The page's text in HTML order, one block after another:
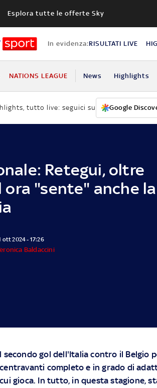
Esplora tutte le offerte Sky
In evidenza:RISULTATI LIVE
NATIONS LEAGUE News Highlights
tutto live: seguici su Google
Retegui, oltre
ora "sente" anche la
ott 2024 - 17:26
Baldaccini
l secondo gol dell'Italia contro il Belgio
centravanti completo e in grado di
cui gioca. In tutto, in questa stagione,